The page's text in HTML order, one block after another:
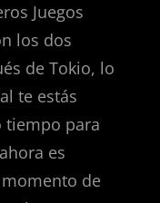
Juegos
los dos
de Tokio, lo
te estás
tiempo para
es
de